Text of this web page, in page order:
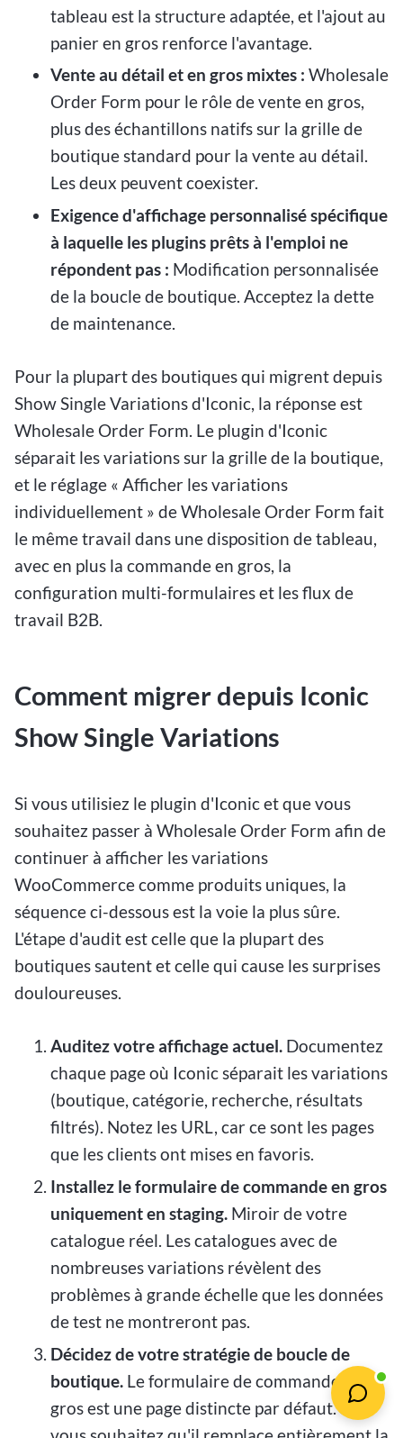
tableau est la structure adaptée, et l'ajout au
panier en gros renforce l'avantage.
Vente au détail et en gros mixtes : Wholesale
Order Form pour le rôle de vente en gros,
plus des échantillons natifs sur la grille de
boutique standard pour la vente au détail.
Les deux peuvent coexister.
Exigence d'affichage personnalisé spécifique
à laquelle les plugins prêts à l'emploi ne
répondent pas : Modification personnalisée
de la boucle de boutique. Acceptez la dette
de maintenance.
Pour la plupart des boutiques qui migrent depuis
Show Single Variations d'Iconic, la réponse est
Wholesale Order Form. Le plugin d'Iconic
séparait les variations sur la grille de la boutique,
et le réglage « Afficher les variations
individuellement » de Wholesale Order Form fait
le même travail dans une disposition de tableau,
avec en plus la commande en gros, la
configuration multi-formulaires et les flux de
travail B2B.
Comment migrer depuis Iconic
Show Single Variations
Si vous utilisiez le plugin d'Iconic et que vous
souhaitez passer à Wholesale Order Form afin de
continuer à afficher les variations
WooCommerce comme produits uniques, la
séquence ci-dessous est la voie la plus sûre.
L'étape d'audit est celle que la plupart des
boutiques sautent et celle qui cause les surprises
douloureuses.
Auditez votre affichage actuel. Documentez
chaque page où Iconic séparait les variations
(boutique, catégorie, recherche, résultats
filtrés). Notez les URL, car ce sont les pages
que les clients ont mises en favoris.
Installez le formulaire de commande en gros
uniquement en staging. Miroir de votre
catalogue réel. Les catalogues avec de
nombreuses variations révèlent des
problèmes à grande échelle que les données
de test ne montreront pas.
Décidez de votre stratégie de boucle de
boutique. Le formulaire de commande en
gros est une page distincte par défaut. Si